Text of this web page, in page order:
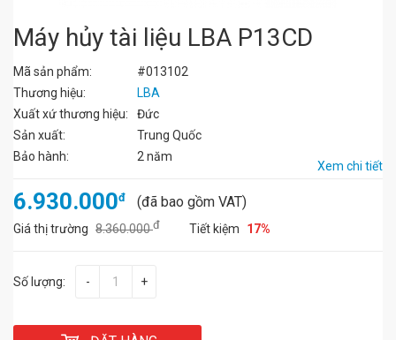
Máy hủy tài liệu LBA P13CD
Mã sản phẩm:
#013102
Thương hiệu:
LBA
Xuất xứ thương hiệu:
Đức
Sản xuất:
Trung Quốc
Bảo hành:
2 năm
Xem chi tiết
6.930.000đ (đã bao gồm VAT)
Giá thị trường 8.360.000đ Tiết kiệm 17%
Số lượng: - +